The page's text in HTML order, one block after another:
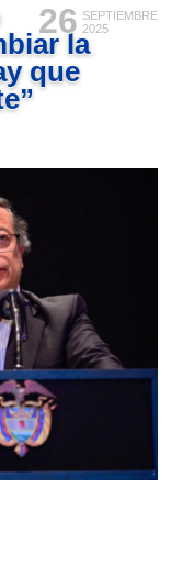
26 SEPTIEMBRE
2025
la
que